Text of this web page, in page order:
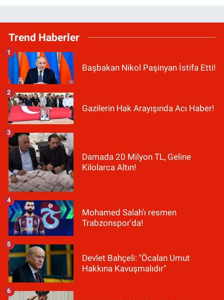
Trend Haberler
Başbakan Nikol Paşinyan İstifa Etti!
1
Gazilerin Hak Arayışında Acı Haber!
2
Damada 20 Milyon TL, Geline
Kilolarca Altın!
3
Mohamed Salah'ı resmen
Trabzonspor'da!
4
Devlet Bahçeli: "Öcalan Umut
Hakkına Kavuşmalıdır"
5
6